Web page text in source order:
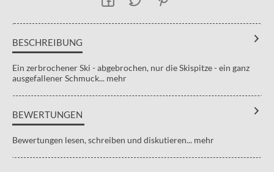
BESCHREIBUNG
Ein zerbrochener Ski - abgebrochen, nur die Skispitze - ein ganz
ausgefallener Schmuck... mehr
BEWERTUNGEN
Bewertungen lesen, schreiben und diskutieren... mehr